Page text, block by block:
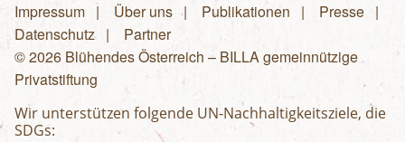
Fußzeilenmenü
Impressum Über uns Publikationen
Presse
Datenschutz
Partner
© 2026 Blühendes Österreich – BILLA gemeinnützige
Privatstiftung
Wir unterstützen folgende UN-Nachhaltigkeitsziele, die
SDGs: